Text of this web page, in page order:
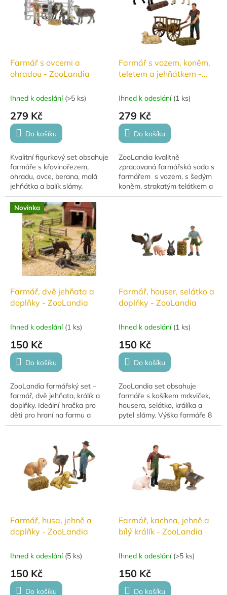
Farmář s ovcemi a
ohradou - ZooLandia
Ihned k odeslání (>5 ks)
279 Kč
Do košíku
Kvalitní figurkový set obsahuje
farmáře s křovinořezem,
ohradu, ovce, berana, malá
jehňátka a balík slámy.
Precizně zpracované figurky a
zvířátka z odolného materiálu
jsou...
Farmář s vozem, koněm,
teletem a jehňátkem -
Ihned k odeslání (1 ks)
279 Kč
Do košíku
ZooLandia kvalitně
zpracovaná farmářská sada s
farmářem s vozem, s šedým
koněm, strakatým telátkem a
jehňátkem přináší dětem
Novinka
Farmář, dvě jehňata a
doplňky - ZooLandia
Ihned k odeslání (1 ks)
150 Kč
Do košíku
ZooLandia farmářský set –
farmář, dvě jehňata, králík a
doplňky. Ideální hračka pro
děti pro hraní na farmu a
rozvoj fantazie.
Farmář, houser, selátko a
doplňky - ZooLandia
Ihned k odeslání (1 ks)
150 Kč
Do košíku
ZooLandia set obsahuje
farmáře s košíkem mrkviček,
housera, selátko, králíka a
pytel slámy. Výška farmáře 8
cm. Skvělé pro hraní i sbírání.
Farmář, husa, jehně a
doplňky - ZooLandia
Ihned k odeslání (5 ks)
150 Kč
Do košíku
Farmář, kachna, jehně a
bílý králík - ZooLandia
Ihned k odeslání (>5 ks)
150 Kč
Do košíku